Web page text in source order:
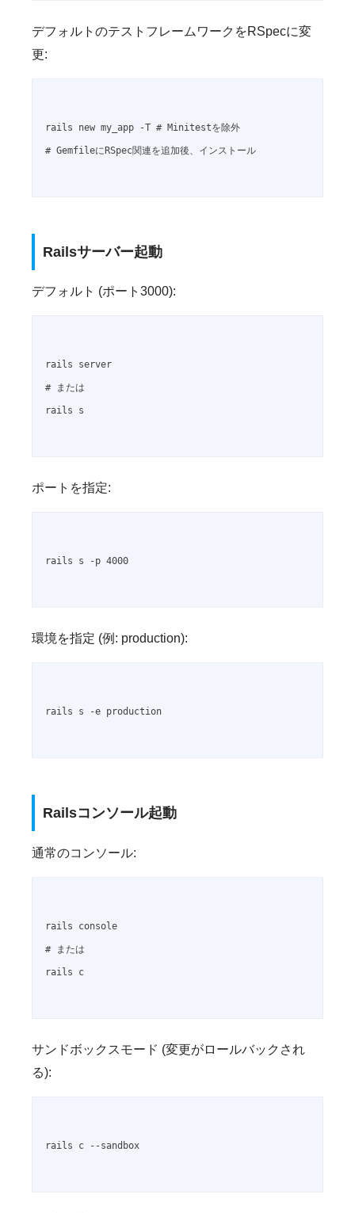
デフォルトのテストフレームワークをRSpecに変
更:
rails new my_app -T # Minitestを除外
# GemfileにRSpec関連を追加後、インストール
Railsサーバー起動
デフォルト (ポート3000):
rails server
# または
rails s
ポートを指定:
rails s -p 4000
環境を指定 (例: production):
rails s -e production
Railsコンソール起動
通常のコンソール:
rails console
# または
rails c
サンドボックスモード (変更がロールバックされ
る):
rails c --sandbox